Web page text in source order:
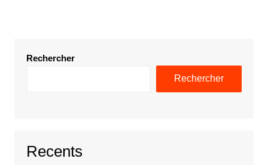
Rechercher
Rechercher
Recents